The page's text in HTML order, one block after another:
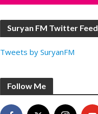
Suryan FM Twitter Feed
Tweets by SuryanFM
Follow Me